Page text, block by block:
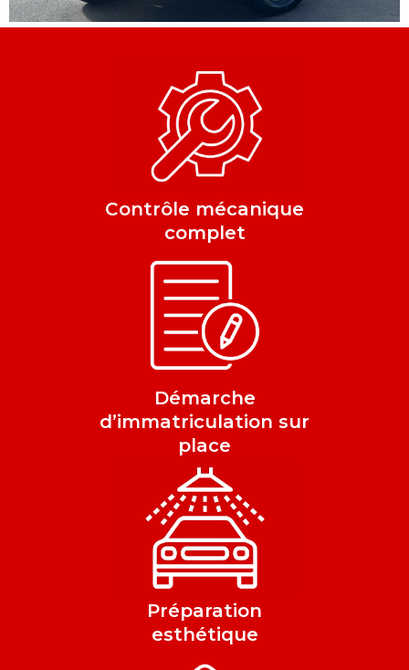
Contrôle mécanique
complet
Démarche
d’immatriculation sur
place
Préparation
esthétique